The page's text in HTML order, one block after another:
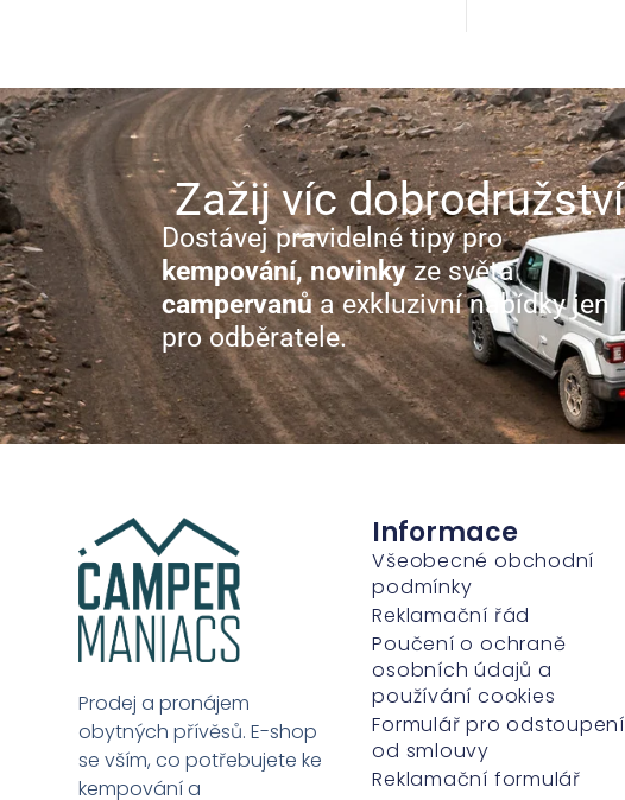
Zažij víc dobrodružství
Dostávej pravidelné tipy pro
kempování, novinkyze světa
campervanůa exkluzivní nabídky jen
pro odběratele.
Prodej a pronájem
obytných přívěsů. E-shop
se vším, co potřebujete ke
kempování a
Informace
Všeobecné obchodní
podmínky
Reklamační řád
Poučení o ochraně
osobních údajů a
používání cookies
Formulář pro odstoupení
od smlouvy
Reklamační formulář